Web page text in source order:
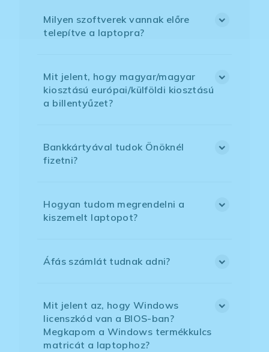
Milyen szoftverek vannak előre
telepítve a laptopra?
Mit jelent, hogy magyar/magyar
kiosztású európai/külföldi kiosztású
a billentyűzet?
Bankkártyával tudok Önöknél
fizetni?
Hogyan tudom megrendelni a
kiszemelt laptopot?
Áfás számlát tudnak adni?
Mit jelent az, hogy Windows
licenszkód van a BIOS-ban?
Megkapom a Windows termékkulcs
matricát a laptophoz?